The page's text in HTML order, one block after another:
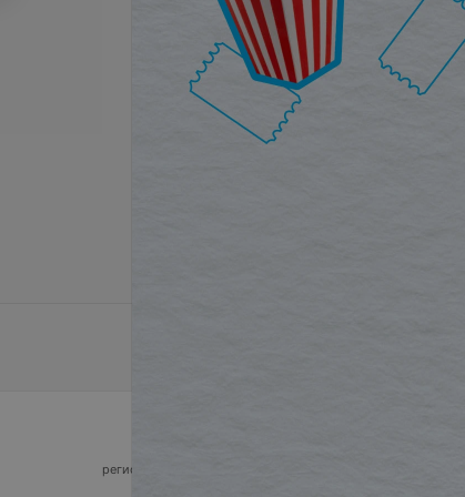
регистрирующий орган - Минский горисполком